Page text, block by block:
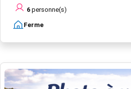
6 personne(s)
Ferme